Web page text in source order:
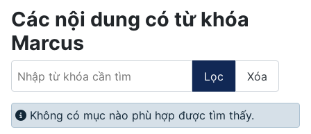
Các nội dung có từ khóa
Marcus
Nhập từ khóa cần tìm
Lọc Xóa
Info
Không có mục nào phù hợp được tìm thấy.